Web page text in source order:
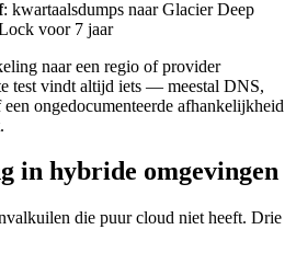
: kwartaalsdumps naar Glacier Deep
voor 7 jaar
naar een regio of provider
test vindt altijd iets — meestal DNS,
ongedocumenteerde afhankelijkheid
in hybride omgevingen
die puur cloud niet heeft. Drie